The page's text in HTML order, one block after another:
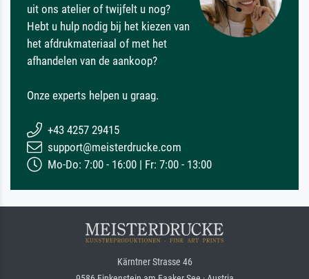
uit ons atelier of twijfelt u nog?
Hebt u hulp nodig bij het kiezen van
het afdrukmateriaal of met het
afhandelen van de aankoop?
Onze experts helpen u graag.
+43 4257 29415
support@meisterdrucke.com
Mo-Do: 7:00 - 16:00 | Fr: 7:00 - 13:00
Kärntner Strasse 46